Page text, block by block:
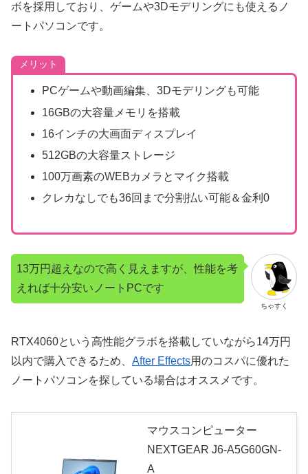
ボを採用しており、ゲームや3Dモデリングにも使えるノ
ートパソコンです。
メリット
PCゲームや動画編集、3Dモデリングも可能
16GBの大容量メモリを搭載
16インチの大画面ディスプレイ
512GBの大容量ストレージ
100万画素のWEBカメラとマイク搭載
クレカなしでも36回まで分割払い可能＆金利0
ちゃすく
13万円超えなので高く見えますが、性能を考
えれば十分安いノートPCです
RTX4060という高性能グラボを搭載していながら14万円
以内で購入できるため、 After Effects用のコスパに優れた
ノートパソコンを探している場合はオススメです。
マウスコンピューター
NEXTGEAR J6-A5G60GN-
A